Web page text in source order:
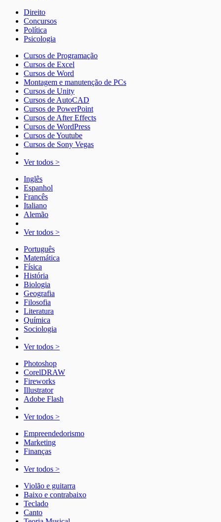
Direito
Concursos
Política
Psicologia
Cursos de Programação
Cursos de Excel
Cursos de Word
Montagem e manutenção de PCs
Cursos de Unity
Cursos de AutoCAD
Cursos de PowerPoint
Cursos de After Effects
Cursos de WordPress
Cursos de Youtube
Cursos de Sony Vegas
Ver todos >
Inglês
Espanhol
Francês
Italiano
Alemão
Ver todos >
Português
Matemática
Física
História
Biologia
Geografia
Filosofia
Literatura
Química
Sociologia
Ver todos >
Photoshop
CorelDRAW
Fireworks
Illustrator
Adobe Flash
Ver todos >
Empreendedorismo
Marketing
Finanças
Ver todos >
Violão e guitarra
Baixo e contrabaixo
Teclado
Canto